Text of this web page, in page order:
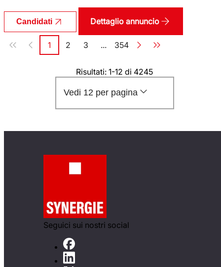
Candidati Dettaglio annuncio
Paginazione
Pagina
1 Pagina
2 Pagina
3 ... Pagina
354
Risultati: 1-12 di 4245
Vedi 12 per pagina
Seguici sui nostri social